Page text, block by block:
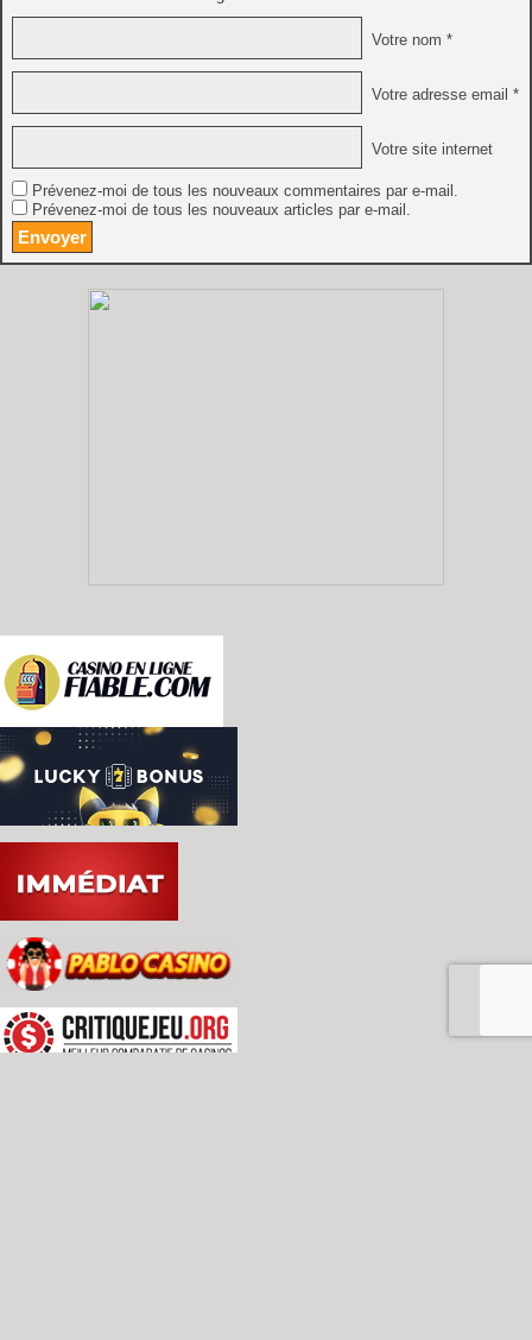
Votre nom *
Votre adresse email *
Votre site internet
Prévenez-moi de tous les nouveaux commentaires par e-mail.
Prévenez-moi de tous les nouveaux articles par e-mail.